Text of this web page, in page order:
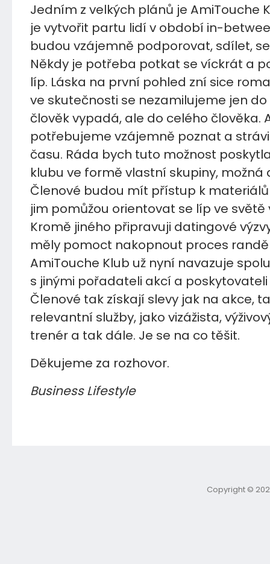
Jedním z velkých plánů je AmiTouche
je vytvořit partu lidí v období in-
budou vzájemně podporovat, sdílet,
Někdy je potřeba potkat se víckrát a
líp. Láska na první pohled zní sice
ve skutečnosti se nezamilujeme jen do
člověk vypadá, ale do celého člověka.
potřebujeme vzájemně poznat a
času. Ráda bych tuto možnost
klubu ve formě vlastní skupiny, možná
Členové budou mít přístup k
jim pomůžou orientovat se líp ve světě
Kromě jiného připravuji datingové
měly pomoct nakopnout proces
AmiTouche Klub už nyní navazuje
s jinými pořadateli akcí a poskytovateli
Členové tak získají slevy jak na akce,
relevantní služby, jako vizážista,
trenér a tak dále. Je se na co těšit.
Děkujeme za rozhovor.
Business Lifestyle
Copyright ©